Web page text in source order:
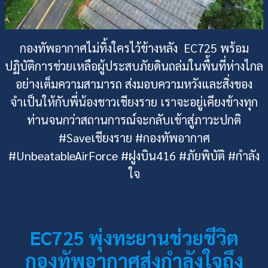
กองทัพอากาศไม่ทิ้งใครไว้ข้างหลัง EC725 พร้อม
ปฏิบัติการช่วยเหลือผู้ประสบภัยดินถล่มในพื้นที่ห่างไกล
อย่างเต็มความสามารถ ส่งมอบความหวังและสิ่งของ
จำเป็นให้กับพี่น้องชาวเชียงราย เราจะอยู่เคียงข้างทุก
ท่านจนกว่าสถานการณ์จะกลับเข้าสู่ภาวะปกติ
#Saveเชียงราย #กองทัพอากาศ
#UnbeatableAirForce #ฝูงบิน416 #ภัยพิบัติ #กำลัง
ใจ
EC725 พุ่งทะยานช่วยชีวิต
กองทัพอากาศส่งกำลังใจถึง